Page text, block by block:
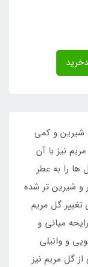
124 شروعی نیمه شیرین و کمی
نیز با آن
را به عطر
و شیرین تر شده
تغییر گل مریم
میانی و
و وانیلی
گل مریم نیز